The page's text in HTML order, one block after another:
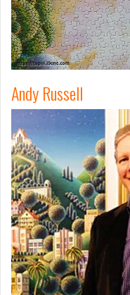
Andy Russell